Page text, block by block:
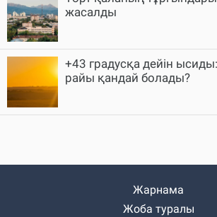
жасалды
+43 градусқа дейін
райы қандай болады?
Жарнама
Жоба туралы